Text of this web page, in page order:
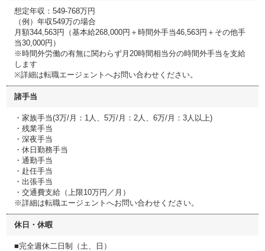
想定年収：549-768万円
（例）年収549万の場合
月額344,563円（基本給268,000円＋時間外手当46,563円＋その他手
当30,000円）
※時間外労働の有無に関わらず月20時間相当分の時間外手当を支給
します
※詳細は転職エージェントへお問い合わせください。
諸手当
・家族手当(3万/月：1人、5万/月：2人、6万/月：3人以上)
・残業手当
・深夜手当
・休日勤務手当
・通勤手当
・赴任手当
・出張手当
・交通費支給（上限10万円／月）
※詳細は転職エージェントへお問い合わせください。
休日・休暇
■完全週休二日制（土、日）